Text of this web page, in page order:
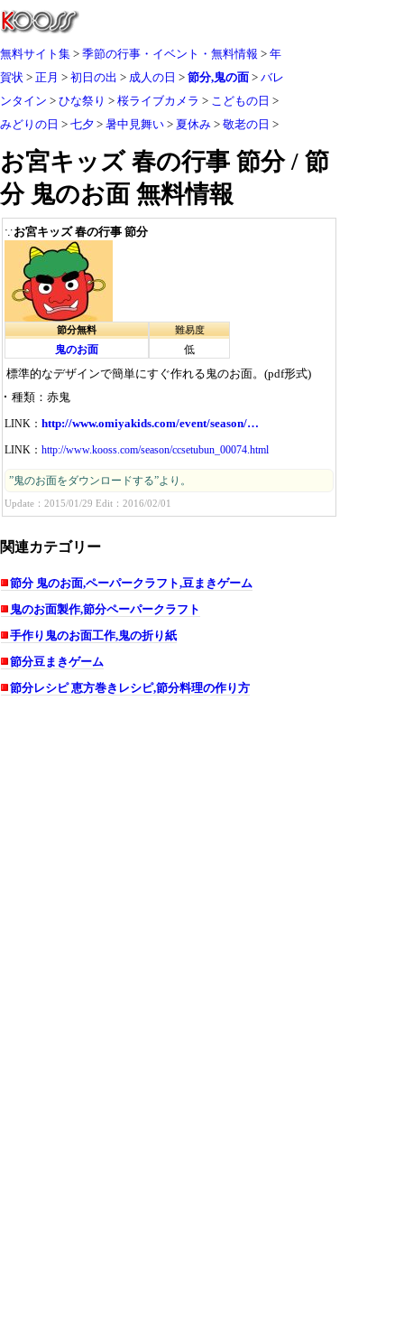
無料サイト集 季節の行事・イベント・無料情報
年
賀状
正月 初日の出 成人の日 節分,鬼の面
バレ
ンタイン
ひな祭り 桜ライブカメラ
こどもの日
みどりの日
七夕 暑中見舞い 夏休み 敬老の日
お宮キッズ 春の行事 節分 / 節
分 鬼のお面 無料情報
∵お宮キッズ 春の行事 節分
節分無料
鬼のお面
難易度
低
標準的なデザインで簡単にすぐ作れる鬼のお面。(pdf形式)
種類 赤鬼
LINK： http://www.omiyakids.com/event/season/…
LINK： http://www.kooss.com/season/ccsetubun_00074.html
”鬼のお面をダウンロードする”より。
Update：2015/01/29 Edit：2016/02/01
関連カテゴリー
節分 鬼のお面,ペーパークラフト,豆まきゲーム
鬼のお面製作,節分ペーパークラフト
手作り鬼のお面工作,鬼の折り紙
節分豆まきゲーム
節分レシピ 恵方巻きレシピ,節分料理の作り方